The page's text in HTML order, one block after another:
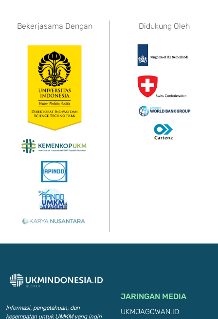
Bekerjasama Dengan Didukung Oleh
Informasi, pengetahuan, dan
kesempatan untuk UMKM yang ingin
JARINGAN MEDIA
UKMJAGOWAN.ID